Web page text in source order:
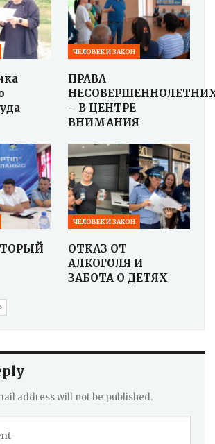
ЧЕЛОВЕК И ЗАКОН
ПРАВА
– В ЦЕНТРЕ
ВНИМАНИЯ
ЧЕЛОВЕК И ЗАКОН
ОТКАЗ ОТ
АЛКОГОЛЯ И
ЗАБОТА О ДЕТЯХ
address will not be published.